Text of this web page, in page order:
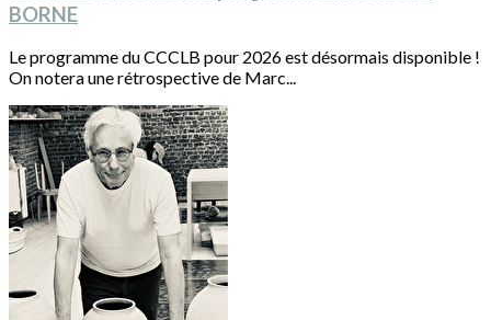
BORNE
Le programme du CCCLB pour 2026 est désormais disponible !
On notera une rétrospective de Marc...